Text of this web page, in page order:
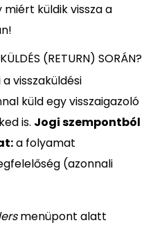
miért küldik vissza a
(RETURN) SORÁN?
visszaküldési
küld egy visszaigazoló
is. Jogi szempontból
a folyamat
(azonnali
menüpont alatt